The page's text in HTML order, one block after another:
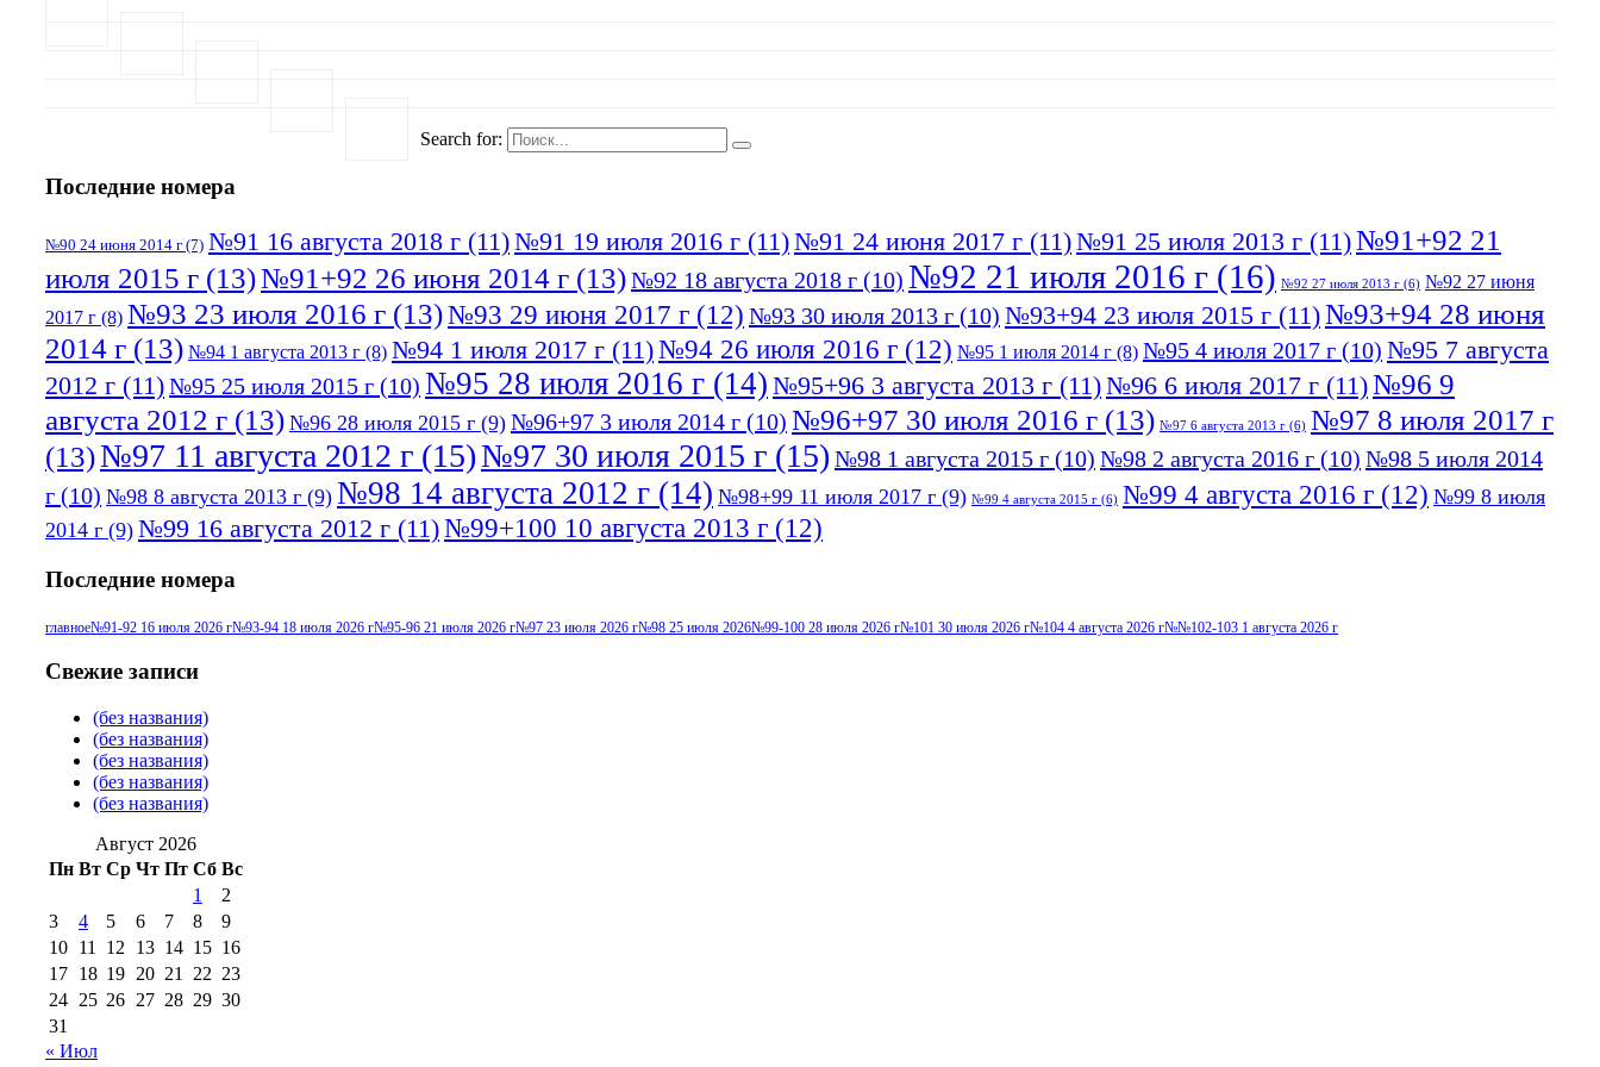
Search for:
Последние номера
№90 24 июня 2014 г (7) №91 16 августа 2018 г (11)№91 19 июля 2016 г (11)№91 24 июня 2017 г (11)№91 25 июля 2013 г (11)№91+92 21
июля 2015 г (13)№91+92 26 июня 2014 г (13)№92 18 августа 2018 г (10) №92 21 июля 2016 г (16) №92 27 июля 2013 г (6) №92 27 июня
2017 г (8) №93 23 июля 2016 г (13)№93 29 июня 2017 г (12) №93 30 июля 2013 г (10) №93+94 23 июля 2015 г (11)№93+94 28 июня
2014 г (13) №94 1 августа 2013 г (8) №94 1 июля 2017 г (11)№94 26 июля 2016 г (12) №95 1 июля 2014 г (8) №95 4 июля 2017 г (10) №95 7 августа
2012 г (11)№95 25 июля 2015 г (10) №95 28 июля 2016 г (14) №95+96 3 августа 2013 г (11)№96 6 июля 2017 г (11)№96 9
августа 2012 г (13) №96 28 июля 2015 г (9) №96+97 3 июля 2014 г (10) №96+97 30 июля 2016 г (13) №97 6 августа 2013 г (6) №97 8 июля 2017 г
(13)№97 11 августа 2012 г (15)№97 30 июля 2015 г (15) №98 1 августа 2015 г (10) №98 2 августа 2016 г (10) №98 5 июля 2014
г (10) №98 8 августа 2013 г (9) №98 14 августа 2012 г (14) №98+99 11 июля 2017 г (9) №99 4 августа 2015 г (6) №99 4 августа 2016 г (12) №99 8 июля
2014 г (9) №99 16 августа 2012 г (11)№99+100 10 августа 2013 г (12)
Последние номера
главное№91-92 16 июля 2026 г№93-94 18 июля 2026 г№95-96 21 июля 2026 г№97 23 июля 2026 г№98 25 июля 2026№99-100 28 июля 2026 г№101 30 июля 2026 г№104 4 августа 2026 г№№102-103 1 августа 2026 г
Свежие записи
(без названия)
(без названия)
(без названия)
(без названия)
(без названия)
Август 2026
Пн Вт Ср Чт Пт Сб Вс
1
2
3
4 5 6 7 8
9
10 11 12 13 14 15 16
17 18 19 20 21 22 23
24 25 26 27 28 29 30
31
« Июл